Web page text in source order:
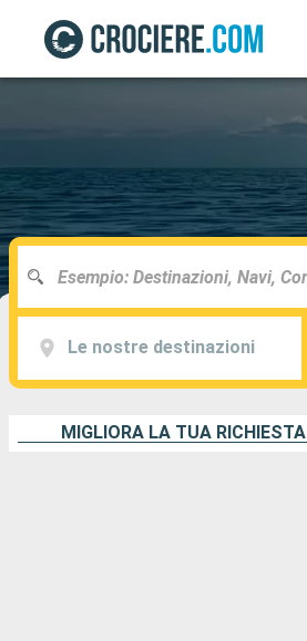
Le nostre destinazioni
MIGLIORA LA TUA RICHIESTA